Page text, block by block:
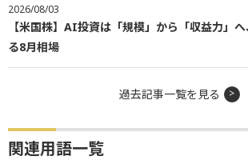
2026/08/03
【米国株】AI投資は「規模」から「収益力」
る8月相場
過去記事一覧を見る
関連用語一覧